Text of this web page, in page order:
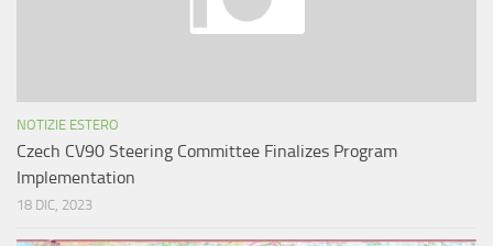
NOTIZIE ESTERO
Czech CV90 Steering Committee Finalizes Program
Implementation
18 DIC, 2023